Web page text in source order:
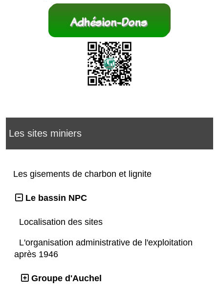
Les sites miniers
Les gisements de charbon et lignite
Le bassin NPC
Localisation des sites
L'organisation administrative de l'exploitation
après 1946
Groupe d'Auchel